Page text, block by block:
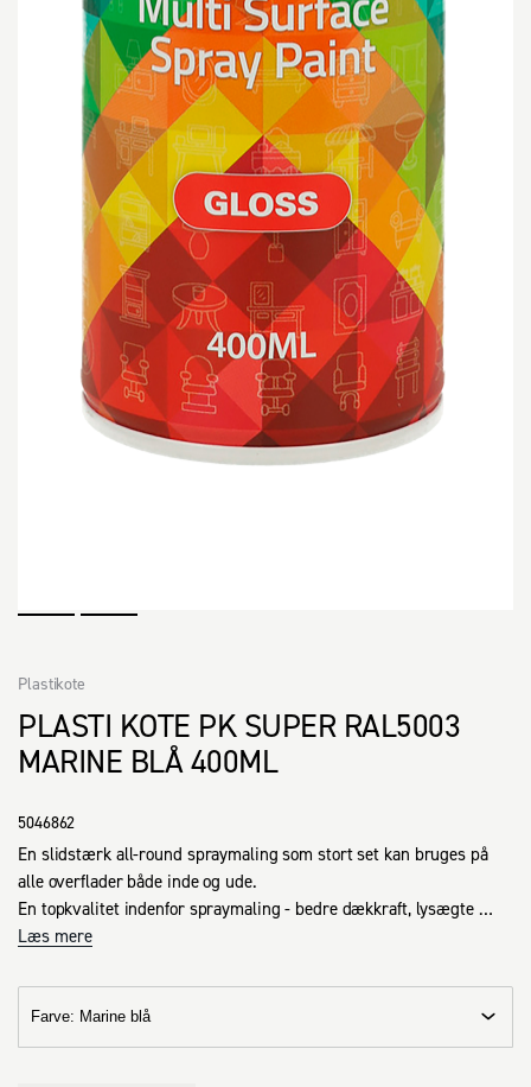
PLASTI KOTE PK SUPER RAL5003
MARINE BLÅ 400ML
Plastikote
5046862
En slidstærk all-round spraymaling som stort set kan bruges på
alle overflader både inde og ude.
En topkvalitet indenfor spraymaling - bedre dækkraft, lysægte
pigmenter og lang holdbarhed.
Læs mere
Farve: Marine blå